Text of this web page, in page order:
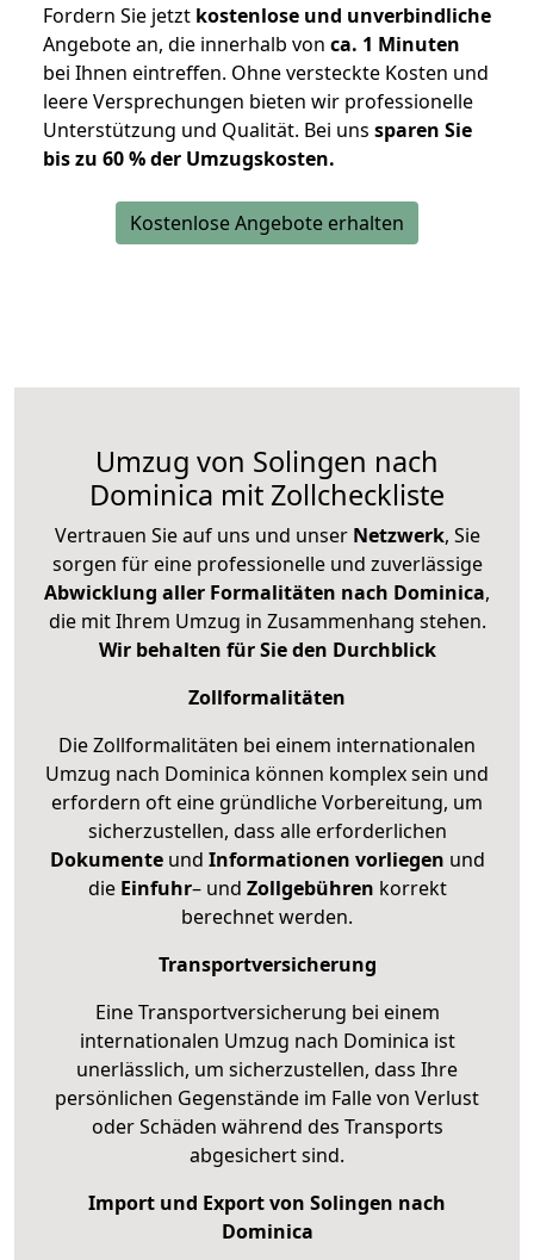
Fordern Sie jetzt kostenlose und unverbindliche
Angebote an, die innerhalb von ca. 1 Minuten
bei Ihnen eintreffen. Ohne versteckte Kosten und
leere Versprechungen bieten wir professionelle
Unterstützung und Qualität. Bei uns sparen Sie
bis zu 60 % der Umzugskosten.
Kostenlose Angebote erhalten
Umzug von Solingen nach
Dominica mit Zollcheckliste
Vertrauen Sie auf uns und unser Netzwerk, Sie
sorgen für eine professionelle und zuverlässige
Abwicklung aller Formalitäten nach Dominica,
die mit Ihrem Umzug in Zusammenhang stehen.
Wir behalten für Sie den Durchblick
Zollformalitäten
Die Zollformalitäten bei einem internationalen
Umzug nach Dominica können komplex sein und
erfordern oft eine gründliche Vorbereitung, um
sicherzustellen, dass alle erforderlichen
Dokumenteund Informationen vorliegen und
die Einfuhr– und Zollgebühren korrekt
berechnet werden.
Transportversicherung
Eine Transportversicherung bei einem
internationalen Umzug nach Dominica ist
unerlässlich, um sicherzustellen, dass Ihre
persönlichen Gegenstände im Falle von Verlust
oder Schäden während des Transports
abgesichert sind.
Import und Export von Solingen nach
Dominica